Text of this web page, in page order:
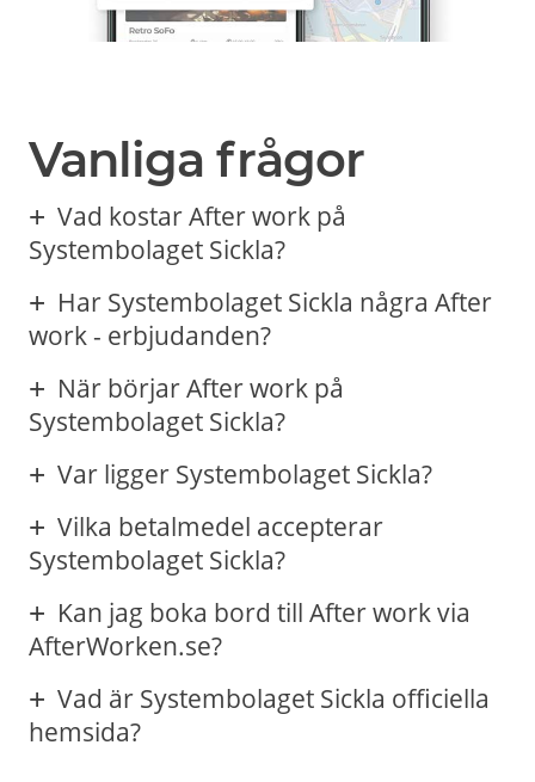
Vanliga frågor
Vad kostar After work på
Systembolaget Sickla?
Har Systembolaget Sickla några After
work - erbjudanden?
När börjar After work på
Systembolaget Sickla?
Var ligger Systembolaget Sickla?
Vilka betalmedel accepterar
Systembolaget Sickla?
Kan jag boka bord till After work via
AfterWorken.se?
Vad är Systembolaget Sickla officiella
hemsida?